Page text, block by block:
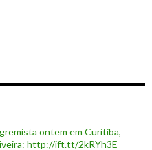
ontem em Curitiba,
http://ift.tt/2kRYh3E